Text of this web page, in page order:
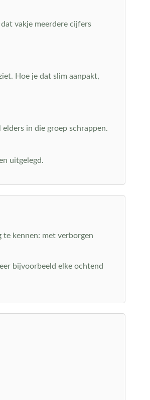
vakje meerdere cijfers
Hoe je dat slim aanpakt,
in die groep schrappen.
uitgelegd.
te kennen: met verborgen
bijvoorbeeld elke ochtend